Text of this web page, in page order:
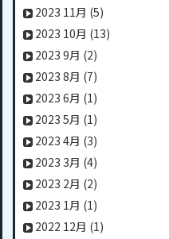
2023 11月 (5)
2023 10月 (13)
2023 9月 (2)
2023 8月 (7)
2023 6月 (1)
2023 5月 (1)
2023 4月 (3)
2023 3月 (4)
2023 2月 (2)
2023 1月 (1)
2022 12月 (1)